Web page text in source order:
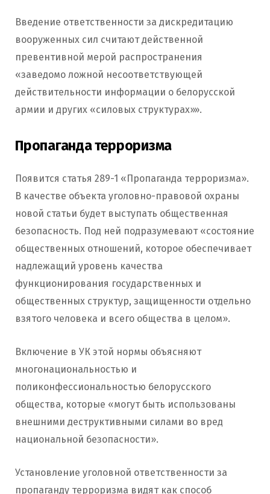
Введение ответственности за дискредитацию
вооруженных сил считают действенной
превентивной мерой распространения
«заведомо ложной несоответствующей
действительности информации о белорусской
армии и других «силовых структурах»».
Пропаганда терроризма
Появится статья 289-1 «Пропаганда терроризма».
В качестве объекта уголовно-правовой охраны
новой статьи будет выступать общественная
безопасность. Под ней подразумевают «состояние
общественных отношений, которое обеспечивает
надлежащий уровень качества
функционирования государственных и
общественных структур, защищенности отдельно
взятого человека и всего общества в целом».
Включение в УК этой нормы объясняют
многонациональностью и
поликонфессиональностью белорусского
общества, которые «могут быть использованы
внешними деструктивными силами во вред
национальной безопасности».
Установление уголовной ответственности за
пропаганду терроризма видят как способ